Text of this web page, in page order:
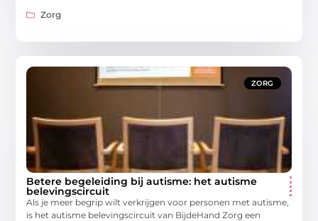
Zorg
ZORG
Betere begeleiding bij autisme: het autisme
belevingscircuit
Als je meer begrip wilt verkrijgen voor personen met autisme,
is het autisme belevingscircuit van BijdeHand Zorg een